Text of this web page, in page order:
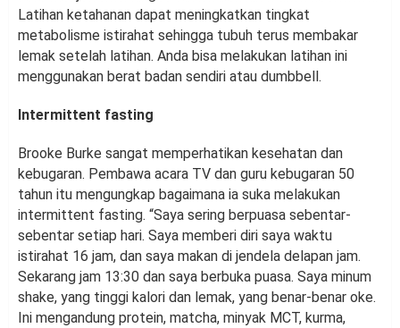
Latihan ketahanan dapat meningkatkan tingkat
metabolisme istirahat sehingga tubuh terus membakar
lemak setelah latihan. Anda bisa melakukan latihan ini
menggunakan berat badan sendiri atau dumbbell.
Intermittent fasting
Brooke Burke sangat memperhatikan kesehatan dan
kebugaran. Pembawa acara TV dan guru kebugaran 50
tahun itu mengungkap bagaimana ia suka melakukan
intermittent fasting. “Saya sering berpuasa sebentar-
sebentar setiap hari. Saya memberi diri saya waktu
istirahat 16 jam, dan saya makan di jendela delapan jam.
Sekarang jam 13:30 dan saya berbuka puasa. Saya minum
shake, yang tinggi kalori dan lemak, yang benar-benar oke.
Ini mengandung protein, matcha, minyak MCT, kurma,